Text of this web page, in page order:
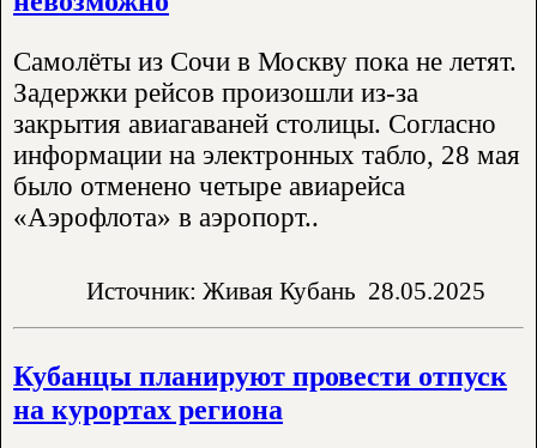
Самолёты из Сочи в Москву пока не летят.
Задержки рейсов произошли из-за
закрытия авиагаваней столицы. Согласно
информации на электронных табло, 28 мая
было отменено четыре авиарейса
«Аэрофлота» в аэропорт..
Источник: Живая Кубань 28.05.2025
Кубанцы планируют провести отпуск
на курортах региона